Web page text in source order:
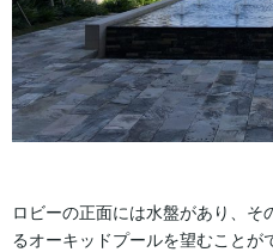
ロビーの正面には水盤があり、そ
るオーキッドプールを望むことが